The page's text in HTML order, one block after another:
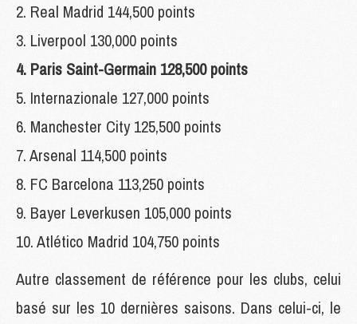
2. Real Madrid 144,500 points
3. Liverpool 130,000 points
4. Paris Saint-Germain 128,500 points
5. Internazionale 127,000 points
6. Manchester City 125,500 points
7. Arsenal 114,500 points
8. FC Barcelona 113,250 points
9. Bayer Leverkusen 105,000 points
10. Atlético Madrid 104,750 points
Autre classement de référence pour les clubs, celui
basé sur les 10 dernières saisons. Dans celui-ci, le